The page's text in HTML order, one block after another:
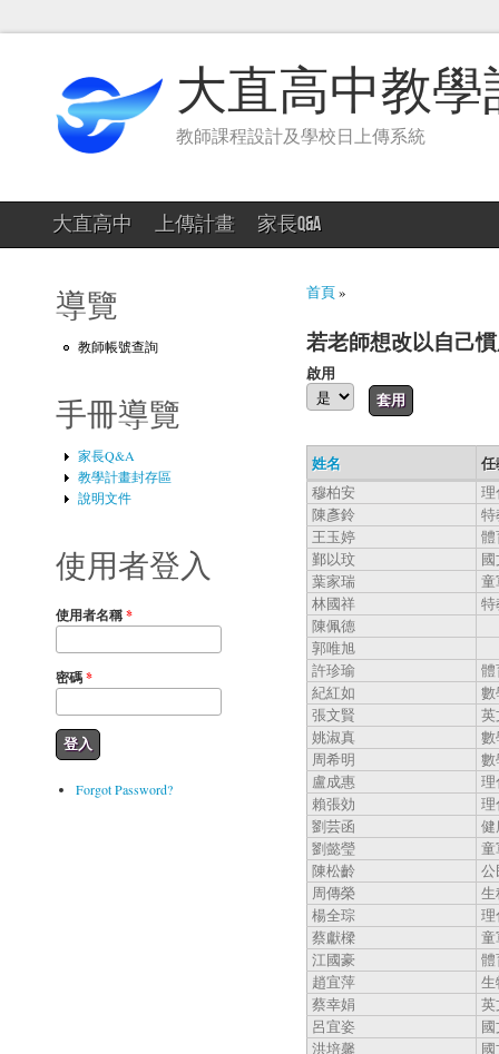
大直高中教
教師課程設計及學校日上傳系統
大直高中 上傳計畫 家長Q&A
導覽
教師帳號查詢
手冊導覽
家長Q&A
教學計畫封存區
說明文件
使用者登入
使用者名稱*
密碼*
Forgot Password?
您在這裡
首頁»
若老師想改以自己
啟用
姓名
穆柏安
理
陳彥鈴
特
王玉婷
體
鄞以玟
葉家瑞
童
林國祥
特
陳佩德
郭唯旭
許珍瑜
體
紀紅如
數
張文賢
英
姚淑真
數
周希明
數
盧成惠
理
賴張効
理
劉芸函
健
劉懿瑩
童
陳松齡
公
周傳榮
生
楊全琮
理
蔡獻樑
童
江國豪
體
趙宜萍
生
蔡幸娟
英
呂宜姿
洪培馨